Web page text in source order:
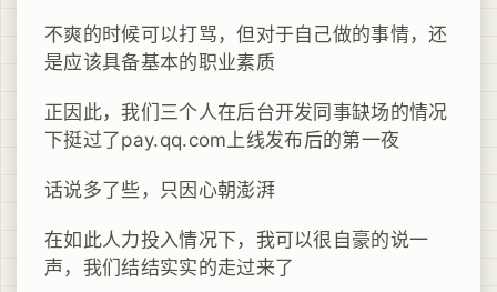
不爽的时候可以打骂，但对于自己做的事情，还
是应该具备基本的职业素质
正因此，我们三个人在后台开发同事缺场的情况
下挺过了pay.qq.com上线发布后的第一夜
话说多了些，只因心朝澎湃
在如此人力投入情况下，我可以很自豪的说一
声，我们结结实实的走过来了